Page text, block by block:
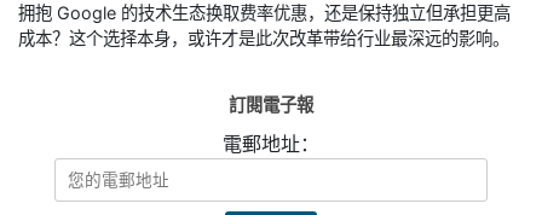
拥抱 Google 的技术生态换取费率优惠，还是保持独立但承担更高
成本？这个选择本身，或许才是此次改革带给行业最深远的影响。
訂閱電子報
電郵地址：